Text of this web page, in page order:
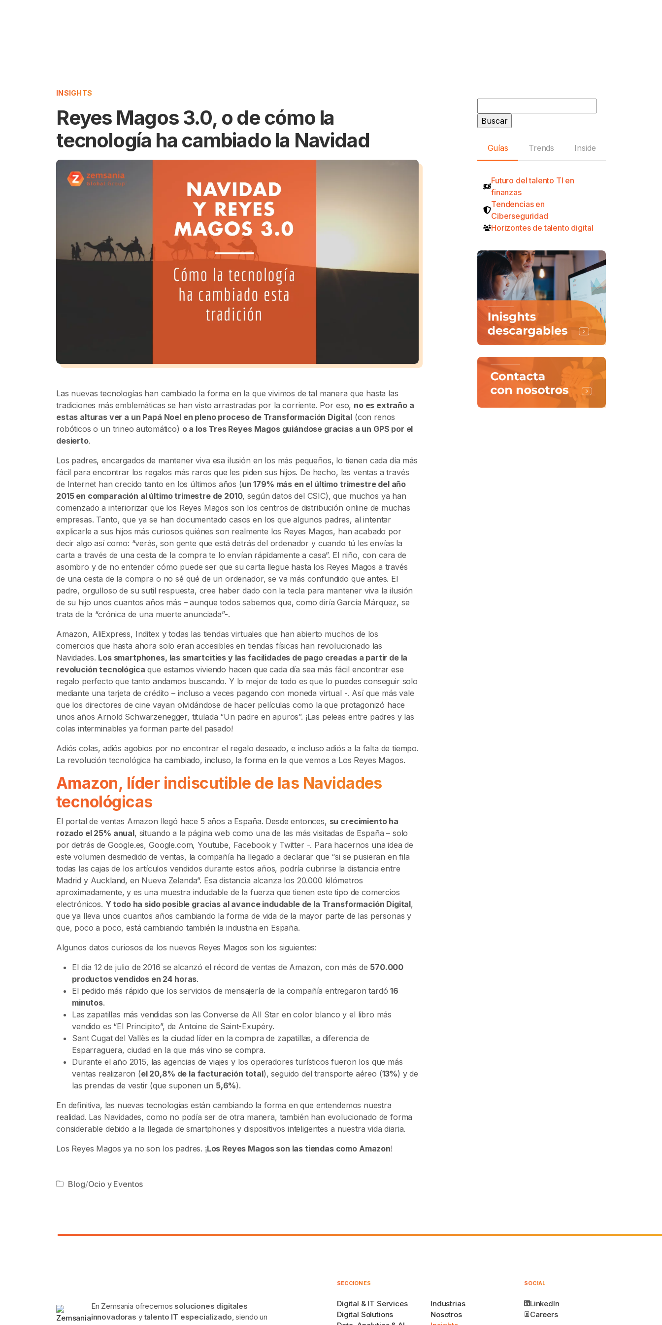
INSIGHTS
Reyes Magos 3.0, o de cómo la
tecnología ha cambiado la Navidad
Las nuevas tecnologías han cambiado la forma en la que vivimos de tal manera que hasta las
tradiciones más emblemáticas se han visto arrastradas por la corriente. Por eso, no es extraño a
estas alturas ver a un Papá Noel en pleno proceso de Transformación Digital (con renos
robóticos o un trineo automático) o a los Tres Reyes Magos guiándose gracias a un GPS por el
desierto.
Los padres, encargados de mantener viva esa ilusión en los más pequeños, lo tienen cada día más
fácil para encontrar los regalos más raros que les piden sus hijos. De hecho, las ventas a través
de Internet han crecido tanto en los últimos años (un 179% más en el último trimestre del año
2015 en comparación al último trimestre de 2010, según datos del CSIC), que muchos ya han
comenzado a interiorizar que los Reyes Magos son los centros de distribución online de muchas
empresas. Tanto, que ya se han documentado casos en los que algunos padres, al intentar
explicarle a sus hijos más curiosos quiénes son realmente los Reyes Magos, han acabado por
decir algo así como: “verás, son gente que está detrás del ordenador y cuando tú les envías la
carta a través de una cesta de la compra te lo envían rápidamente a casa”. El niño, con cara de
asombro y de no entender cómo puede ser que su carta llegue hasta los Reyes Magos a través
de una cesta de la compra o no sé qué de un ordenador, se va más confundido que antes. El
padre, orgulloso de su sutil respuesta, cree haber dado con la tecla para mantener viva la ilusión
de su hijo unos cuantos años más – aunque todos sabemos que, como diría García Márquez, se
trata de la “crónica de una muerte anunciada”-.
Amazon, AliExpress, Inditex y todas las tiendas virtuales que han abierto muchos de los
comercios que hasta ahora solo eran accesibles en tiendas físicas han revolucionado las
Navidades. Los smartphones, las smartcities y las facilidades de pago creadas a partir de la
revolución tecnológica que estamos viviendo hacen que cada día sea más fácil encontrar ese
regalo perfecto que tanto andamos buscando. Y lo mejor de todo es que lo puedes conseguir solo
mediante una tarjeta de crédito – incluso a veces pagando con moneda virtual -. Así que más vale
que los directores de cine vayan olvidándose de hacer películas como la que protagonizó hace
unos años Arnold Schwarzenegger, titulada “Un padre en apuros”. ¡Las peleas entre padres y las
colas interminables ya forman parte del pasado!
Adiós colas, adiós agobios por no encontrar el regalo deseado, e incluso adiós a la falta de tiempo.
La revolución tecnológica ha cambiado, incluso, la forma en la que vemos a Los Reyes Magos.
Amazon, líder indiscutible de las Navidades
tecnológicas
El portal de ventas Amazon llegó hace 5 años a España. Desde entonces, su crecimiento ha
rozado el 25% anual, situando a la página web como una de las más visitadas de España – solo
por detrás de Google.es, Google.com, Youtube, Facebook y Twitter -. Para hacernos una idea de
este volumen desmedido de ventas, la compañía ha llegado a declarar que “si se pusieran en fila
todas las cajas de los artículos vendidos durante estos años, podría cubrirse la distancia entre
Madrid y Auckland, en Nueva Zelanda”. Esa distancia alcanza los 20.000 kilómetros
aproximadamente, y es una muestra indudable de la fuerza que tienen este tipo de comercios
electrónicos. Y todo ha sido posible gracias al avance indudable de la Transformación Digital,
que ya lleva unos cuantos años cambiando la forma de vida de la mayor parte de las personas y
que, poco a poco, está cambiando también la industria en España.
Algunos datos curiosos de los nuevos Reyes Magos son los siguientes:
El día 12 de julio de 2016 se alcanzó el récord de ventas de Amazon, con más de 570.000
productos vendidos en 24 horas.
El pedido más rápido que los servicios de mensajería de la compañía entregaron tardó16
minutos.
Las zapatillas más vendidas son las Converse de All Star en color blanco y el libro más
vendido es “El Principito”, de Antoine de Saint-Exupéry.
Sant Cugat del Vallès es la ciudad líder en la compra de zapatillas, a diferencia de
Esparraguera, ciudad en la que más vino se compra.
Durante el año 2015, las agencias de viajes y los operadores turísticos fueron los que más
ventas realizaron (el 20,8% de la facturación total), seguido del transporte aéreo (13%) y de
las prendas de vestir (que suponen un 5,6%).
En definitiva, las nuevas tecnologías están cambiando la forma en que entendemos nuestra
realidad. Las Navidades, como no podía ser de otra manera, también han evolucionado de forma
considerable debido a la llegada de smartphones y dispositivos inteligentes a nuestra vida diaria.
Los Reyes Magos ya no son los padres. ¡Los Reyes Magos son las tiendas como Amazon!
Blog/Ocio y Eventos
Guías Trends Inside
Futuro del talento TI en
finanzas
Tendencias en
Ciberseguridad
Horizontes de talento digital
En Zemsania ofrecemos soluciones digitales
innovadoras ytalento IT especializado , siendo un
SECCIONES
Digital & IT Services
Digital Solutions
Industrias
Nosotros
SOCIAL
LinkedIn
Careers